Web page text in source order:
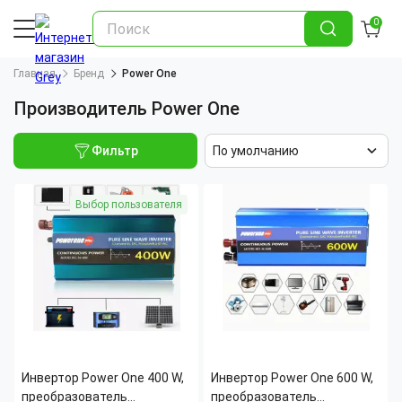
0
Главная Бренд Power One
Производитель Power One
Фильтр По умолчанию
Выбор пользователя
Инвертор Power One 400 W,
преобразователь
Инвертор Power One 600 W,
преобразователь